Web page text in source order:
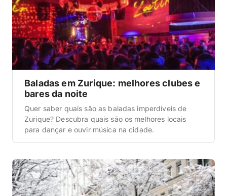
Baladas em Zurique: melhores clubes e
bares da noite
Quer saber quais são as baladas imperdíveis de
Zurique? Descubra quais são os melhores locais
para dançar e ouvir música na cidade.